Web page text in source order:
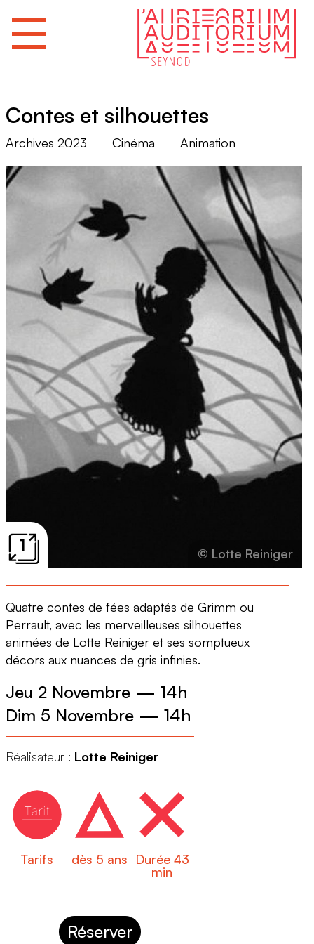
Contes et silhouettes
Archives 2023 Cinéma Animation
1 © Lotte Reiniger
Quatre contes de fées adaptés de Grimm ou
Perrault, avec les merveilleuses silhouettes
animées de Lotte Reiniger et ses somptueux
décors aux nuances de gris infinies.
Jeu 2 Novembre — 14h
Dim 5 Novembre — 14h
Réalisateur : Lotte Reiniger
Tarifs dès 5 ans
Durée 43
min
Réserver